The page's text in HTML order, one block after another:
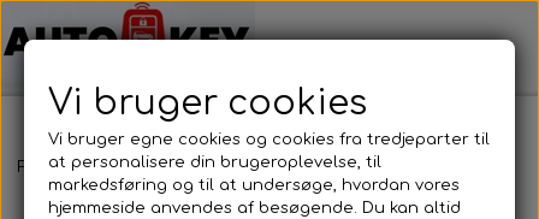
Forside Bilnøgler Toyota Nøglehus Toyota - Nøglehus
Vi bruger cookies
Vi bruger egne cookies og cookies fra tredjeparter til
at personalisere din brugeroplevelse, til
markedsføring og til at undersøge, hvordan vores
hjemmeside anvendes af besøgende. Du kan altid